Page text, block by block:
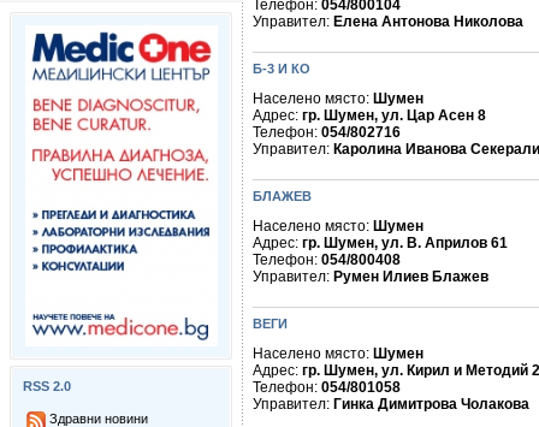
RSS 2.0
Здравни новини
Телефон: 054/800104
Управител: Елена Антонова Николова
Б-3 И КО
Населено място: Шумен
Адрес: гр. Шумен, ул. Цар Асен 8
Телефон: 054/802716
Управител: Каролина Иванова
БЛАЖЕВ
Населено място: Шумен
Адрес: гр. Шумен, ул. В. Априлов 61
Телефон: 054/800408
Управител: Румен Илиев Блажев
ВЕГИ
Населено място: Шумен
Адрес: гр. Шумен, ул. Кирил и Методий
Телефон: 054/801058
Управител: Гинка Димитрова Чолакова